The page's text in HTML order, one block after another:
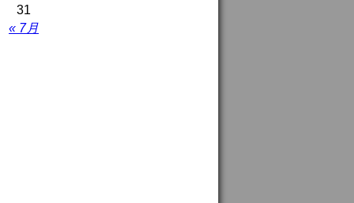
« 7月
31